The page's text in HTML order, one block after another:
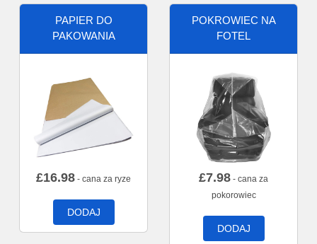
PAPIER DO
PAKOWANIA
£16.98 - cana za ryze
DODAJ
POKROWIEC NA
FOTEL
£7.98 - cana za
pokorowiec
DODAJ